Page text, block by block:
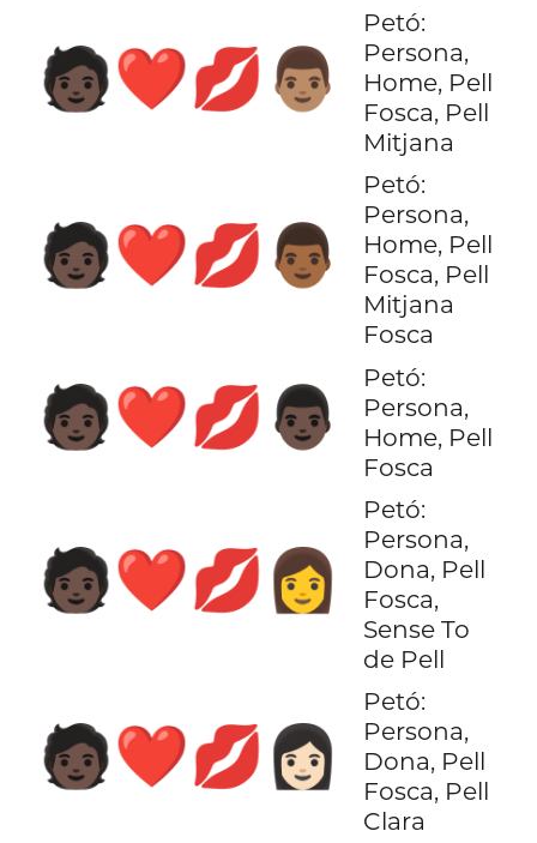
🧑🏿‍❤️‍💋‍👨🏽
Petó:
Persona,
Home, Pell
Fosca, Pell
Mitjana
🧑🏿‍❤️‍💋‍👨🏾
Petó:
Persona,
Home, Pell
Fosca, Pell
Mitjana
Fosca
🧑🏿‍❤️‍💋‍👨🏿
Petó:
Persona,
Home, Pell
Fosca
🧑🏿‍❤️‍💋‍👩
Petó:
Persona,
Dona, Pell
Fosca,
Sense To
de Pell
🧑🏿‍❤️‍💋‍👩🏻
Petó:
Persona,
Dona, Pell
Fosca, Pell
Clara